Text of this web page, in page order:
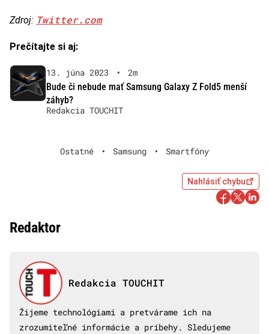
Zdroj: Twitter.com
Prečítajte si aj:
13. júna 2023 •
2m
Bude či nebude mať Samsung Galaxy Z Fold5 menší
záhyb?
Redakcia TOUCHIT
Ostatné • Samsung • Smartfóny
Nahlásiť chybu
Redaktor
Redakcia TOUCHIT
Žijeme technológiami a pretvárame ich na
zrozumiteľné informácie a príbehy. Sledujeme